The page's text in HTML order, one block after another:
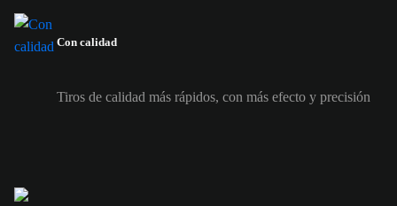
Con calidad
Tiros de calidad más rápidos, con más efecto y precisión